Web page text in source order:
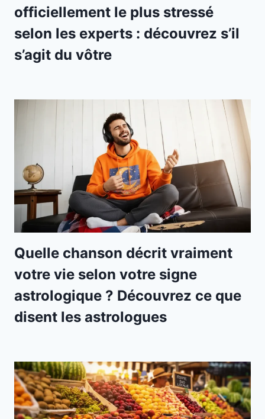
officiellement le plus stressé
selon les experts : découvrez s’il
s’agit du vôtre
Quelle chanson décrit vraiment
votre vie selon votre signe
astrologique ? Découvrez ce que
disent les astrologues